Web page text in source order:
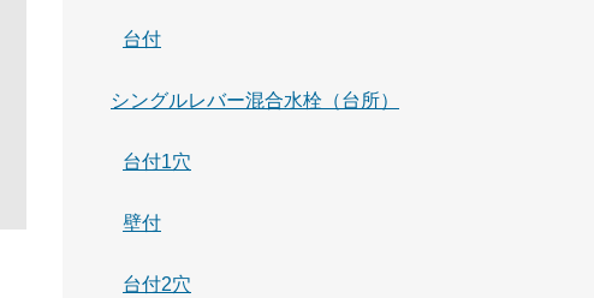
台付
シングルレバー混合水栓（台所）
台付1穴
壁付
台付2穴